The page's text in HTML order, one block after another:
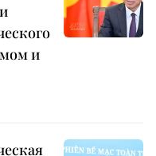
и